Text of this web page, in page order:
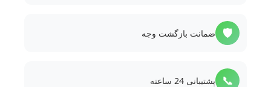
🛡️ ضمانت بازگشت وجه
📞 پشتیبانی 24 ساعته